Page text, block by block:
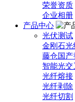
荣誉资质
企业相册
产品中心
光伏测试
金刚石光
藤仓国产
智能光
光纤熔接
光纤剥除
光纤切割